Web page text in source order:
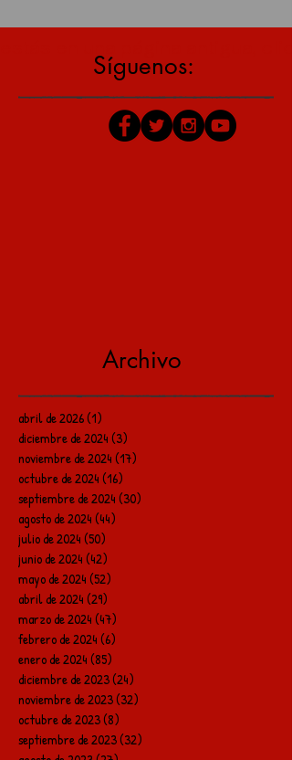
Síguenos:
Archivo
abril de 2026(1)
diciembre de 2024(3)
noviembre de 2024(17)
octubre de 2024(16)
septiembre de 2024(30)
agosto de 2024(44)
julio de 2024(50)
junio de 2024(42)
mayo de 2024(52)
abril de 2024(29)
marzo de 2024(47)
febrero de 2024(6)
enero de 2024(85)
diciembre de 2023(24)
noviembre de 2023(32)
octubre de 2023(8)
septiembre de 2023(32)